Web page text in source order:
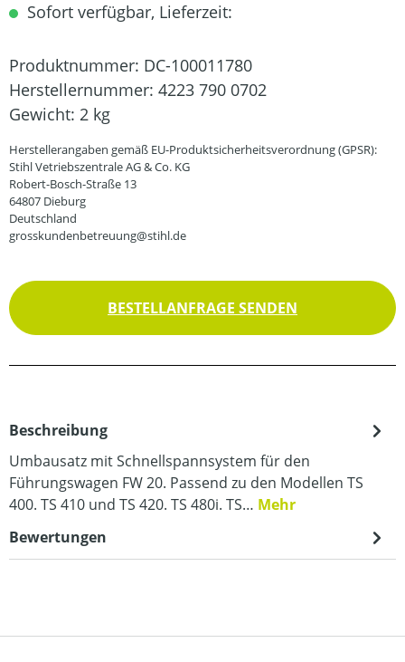
Sofort verfügbar, Lieferzeit:
Produktnummer: DC-100011780
Herstellernummer: 4223 790 0702
Gewicht: 2 kg
Herstellerangaben gemäß EU-Produktsicherheitsverordnung (GPSR):
Stihl Vetriebszentrale AG & Co. KG
Robert-Bosch-Straße 13
64807 Dieburg
Deutschland
grosskundenbetreuung@stihl.de
BESTELLANFRAGE SENDEN
Beschreibung
Umbausatz mit Schnellspannsystem für den
Führungswagen FW 20. Passend zu den Modellen TS
400. TS 410 und TS 420. TS 480i. TS… Mehr
Bewertungen